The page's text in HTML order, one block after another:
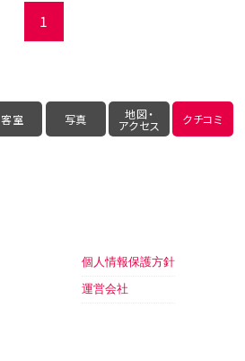
1
客室 写真 地図・
アクセス クチコミ
個人情報保護方針
運営会社